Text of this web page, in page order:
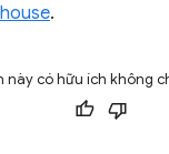
.
này có hữu ích không